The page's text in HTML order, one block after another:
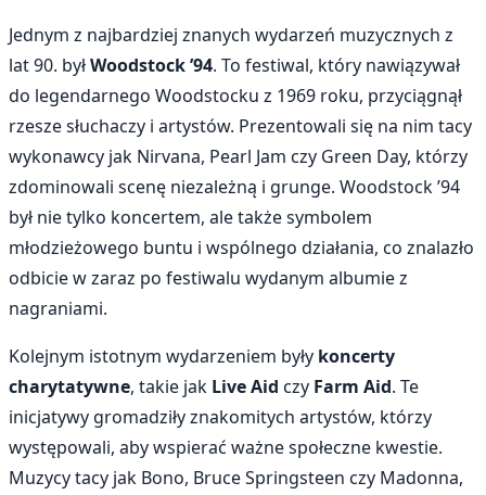
Jednym z najbardziej znanych wydarzeń muzycznych z
lat 90. byłWoodstock ’94. To festiwal, który nawiązywał
do legendarnego Woodstocku z 1969 roku, przyciągnął
rzesze słuchaczy i artystów. Prezentowali się na nim tacy
wykonawcy jak Nirvana, Pearl Jam czy Green Day, którzy
zdominowali scenę niezależną i grunge. Woodstock ’94
był nie tylko koncertem, ale także symbolem
młodzieżowego buntu i wspólnego działania, co znalazło
odbicie w zaraz po festiwalu wydanym albumie z
nagraniami.
Kolejnym istotnym wydarzeniem były koncerty
charytatywne, takie jak Live Aid czy Farm Aid. Te
inicjatywy gromadziły znakomitych artystów, którzy
występowali, aby wspierać ważne społeczne kwestie.
Muzycy tacy jak Bono, Bruce Springsteen czy Madonna,